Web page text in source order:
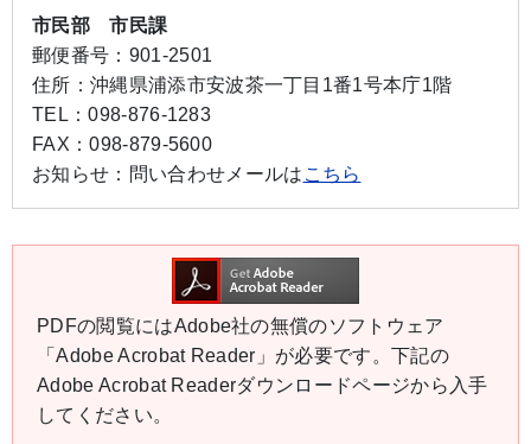
市民部 市民課
郵便番号： 901-2501
住所： 沖縄県浦添市安波茶一丁目1番1号本庁1階
TEL：098-876-1283
FAX：098-879-5600
お知らせ： 問い合わせメールは こちら
PDFの閲覧にはAdobe社の無償のソフトウェア
「Adobe Acrobat Reader」が必要です。下記の
Adobe Acrobat Readerダウンロードページから入手
してください。